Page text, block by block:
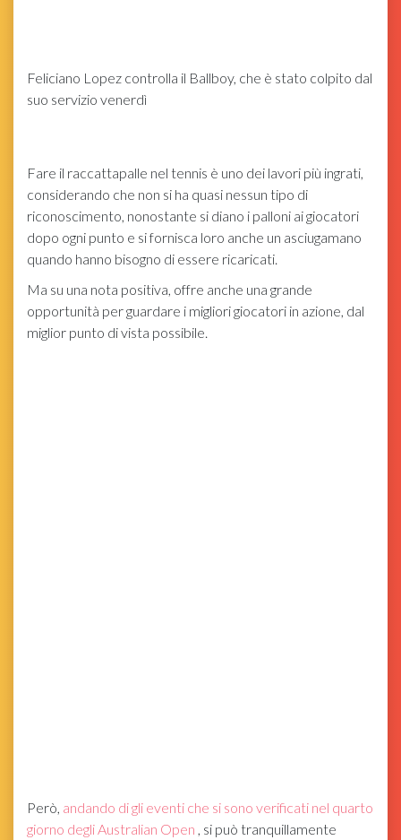
Feliciano Lopez controlla il Ballboy, che è stato colpito dal
suo servizio venerdì
Fare il raccattapalle nel tennis è uno dei lavori più ingrati,
considerando che non si ha quasi nessun tipo di
riconoscimento, nonostante si diano i palloni ai giocatori
dopo ogni punto e si fornisca loro anche un asciugamano
quando hanno bisogno di essere ricaricati.
Ma su una nota positiva, offre anche una grande
opportunità per guardare i migliori giocatori in azione, dal
miglior punto di vista possibile.
Però, andando digli eventi che si sono verificati nel quarto
giorno degli Australian Open , si può tranquillamente